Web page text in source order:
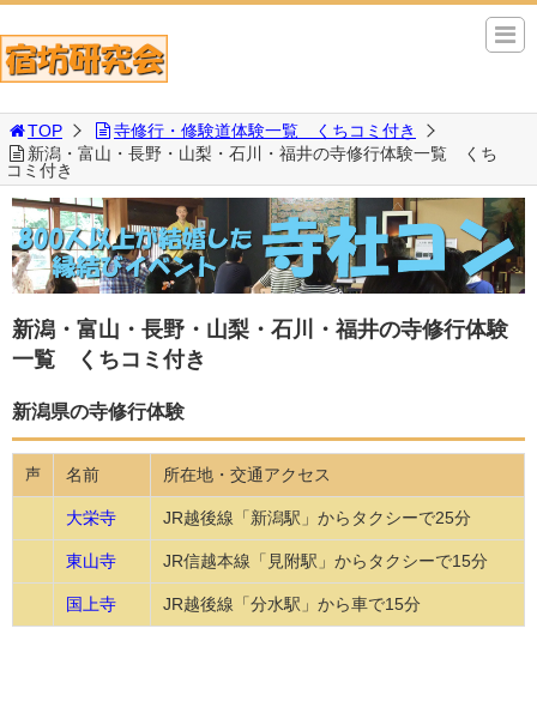
TOP
寺修行・修験道体験一覧 くちコミ付き
新潟・富山・長野・山梨・石川・福井の寺修行体験一覧 くち
コミ付き
新潟・富山・長野・山梨・石川・福井の寺修行体験
一覧 くちコミ付き
新潟県の寺修行体験
声 名前 所在地・交通アクセス
大栄寺 JR越後線「新潟駅」からタクシーで25分
東山寺 JR信越本線「見附駅」からタクシーで15分
国上寺 JR越後線「分水駅」から車で15分